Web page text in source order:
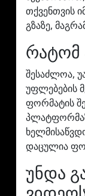
თქვენთვის
გზაზე,
რატომ
შესაძლოა,
უფლებების
ფორმატის
დაცულია
უნდა